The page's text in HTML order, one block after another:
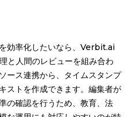
効率化したいなら、Verbit.ai
と人間のレビューを組み合わ
ース連携から、タイムスタンプ
ストを作成できます。編集者が
の確認を行うため、教育、法